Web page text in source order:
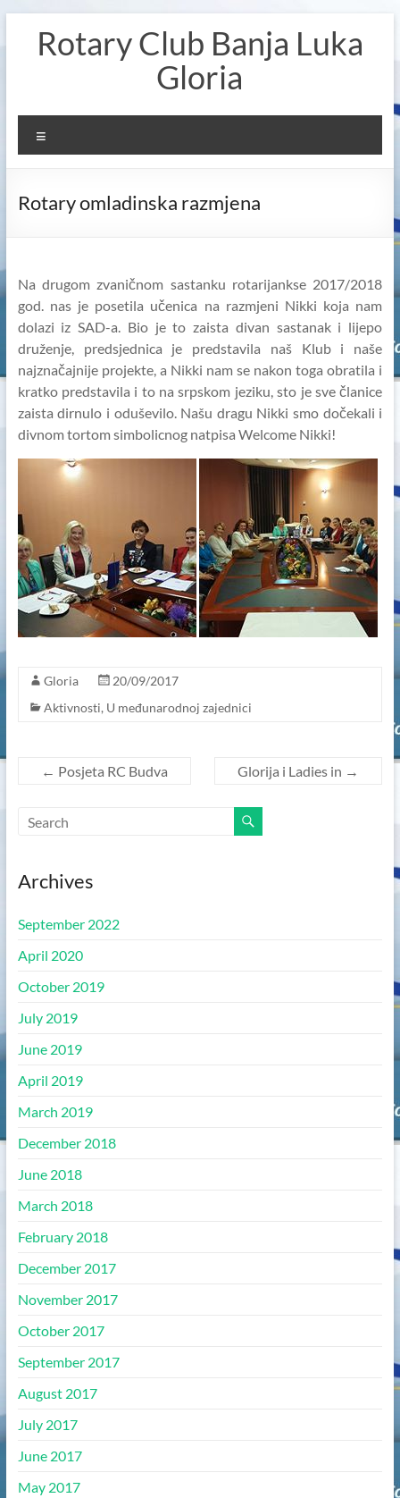
contentRotary Club Banja Luka
Gloria
Rotary omladinska razmjena
Na drugom zvaničnom sastanku rotarijankse 2017/2018
god. nas je posetila učenica na razmjeni Nikki koja nam
dolazi iz SAD-a. Bio je to zaista divan sastanak i lijepo
druženje, predsjednica je predstavila naš Klub i naše
najznačajnije projekte, a Nikki nam se nakon toga obratila i
kratko predstavila i to na srpskom jeziku, sto je sve članice
zaista dirnulo i oduševilo. Našu dragu Nikki smo dočekali i
divnom tortom simbolicnog natpisa Welcome Nikki!
Gloria
20/09/2017
Aktivnosti, U međunarodnoj zajednici
← Posjeta RC Budva Glorija i Ladies in →
Archives
September 2022
April 2020
October 2019
July 2019
June 2019
April 2019
March 2019
December 2018
June 2018
March 2018
February 2018
December 2017
November 2017
October 2017
September 2017
August 2017
July 2017
June 2017
May 2017